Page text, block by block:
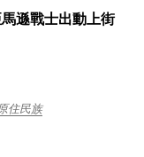
遜戰士出動上街
住民族